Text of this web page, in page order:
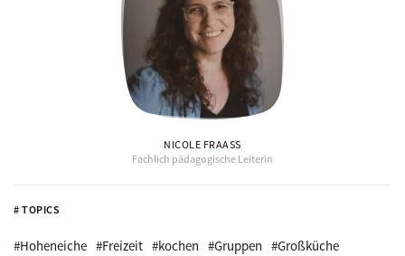
# TOPICS
#Hoheneiche #Freizeit #kochen #Gruppen #Großküche
NICOLE FRAASS
Fachlich pädagogische Leiterin